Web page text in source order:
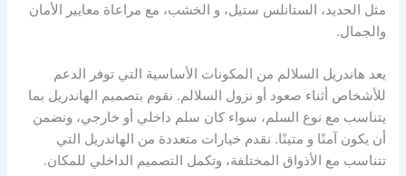
مثل الحديد، الستانلس ستيل، و الخشب، مع مراعاة معايير الأمان
والجمال.
يعد هاندريل السلالم من المكونات الأساسية التي توفر الدعم
للأشخاص أثناء صعود أو نزول السلالم. نقوم بتصميم الهاندريل بما
يتناسب مع نوع السلم، سواء كان سلم داخلي أو خارجي، ونضمن
أن يكون آمنًا و متينًا. نقدم خيارات متعددة من الهاندريل التي
تتناسب مع الأذواق المختلفة، وتكمل التصميم الداخلي للمكان.